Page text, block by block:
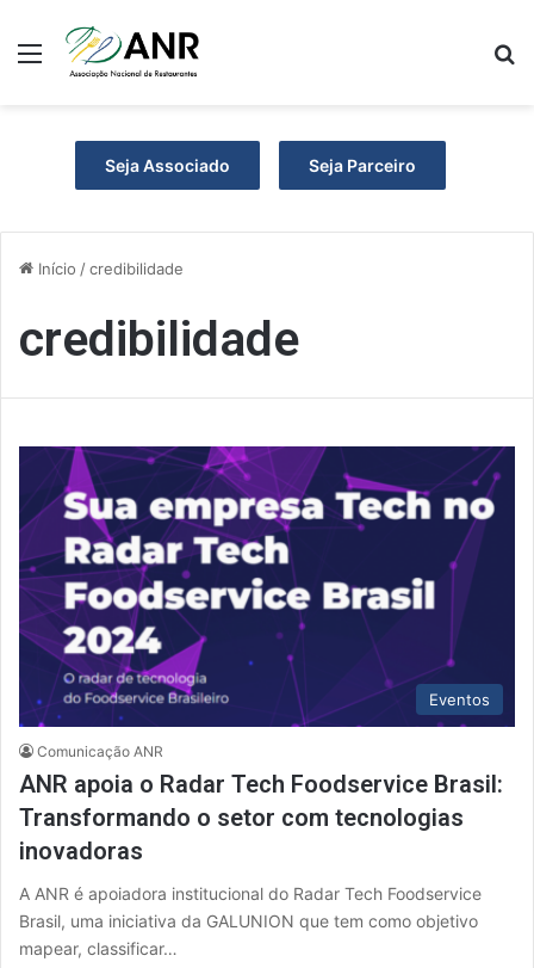
Menu
Seja Associado Seja Parceiro
Início /credibilidade
credibilidade
Eventos
Comunicação ANR
ANR apoia o Radar Tech Foodservice Brasil:
Transformando o setor com tecnologias
inovadoras
A ANR é apoiadora institucional do Radar Tech Foodservice
Brasil, uma iniciativa da GALUNION que tem como objetivo
mapear, classificar…